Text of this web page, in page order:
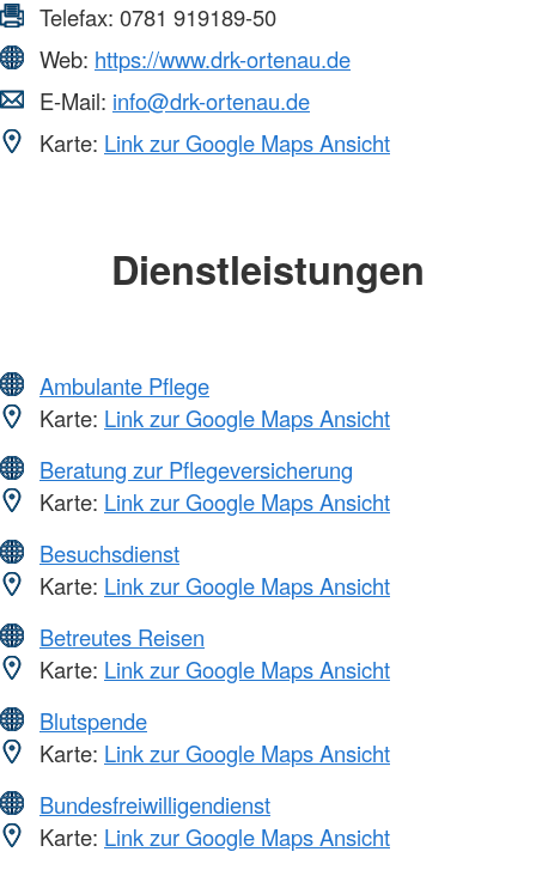
Telefax: 0781 919189-50
Web: https://www.drk-ortenau.de
E-Mail: info@drk-ortenau.de
Karte: Link zur Google Maps Ansicht
Dienstleistungen
Ambulante Pflege
Karte: Link zur Google Maps Ansicht
Beratung zur Pflegeversicherung
Karte: Link zur Google Maps Ansicht
Besuchsdienst
Karte: Link zur Google Maps Ansicht
Betreutes Reisen
Karte: Link zur Google Maps Ansicht
Blutspende
Karte: Link zur Google Maps Ansicht
Bundesfreiwilligendienst
Karte: Link zur Google Maps Ansicht